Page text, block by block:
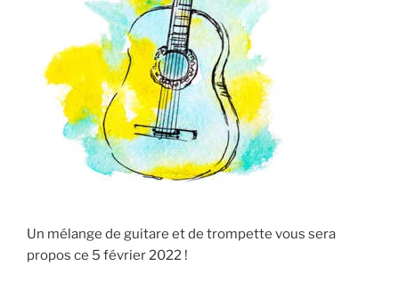
Un mélange de guitare et de trompette vous sera
propos ce 5 février 2022 !